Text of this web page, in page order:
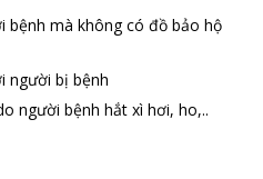
bệnh mà không có đồ bảo hộ
người bị bệnh
người bệnh hắt xì hơi, ho,..